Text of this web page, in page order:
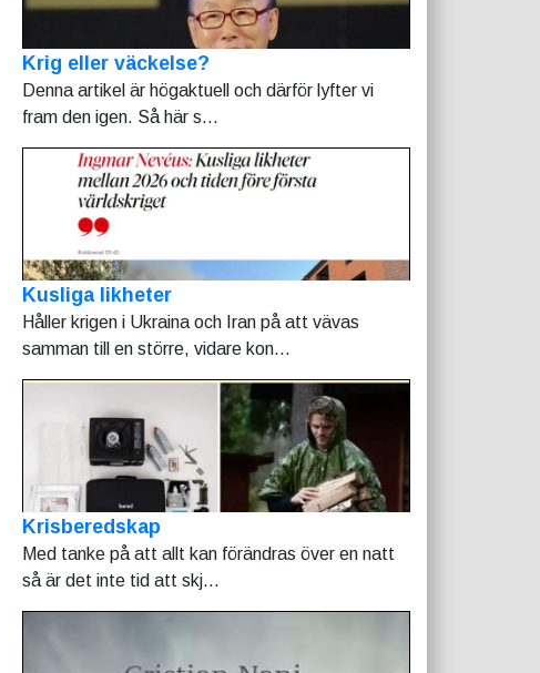
Krig eller väckelse?
Denna artikel är högaktuell och därför lyfter vi
fram den igen. Så här s...
Kusliga likheter
Håller krigen i Ukraina och Iran på att vävas
samman till en större, vidare kon...
Krisberedskap
Med tanke på att allt kan förändras över en natt
så är det inte tid att skj...